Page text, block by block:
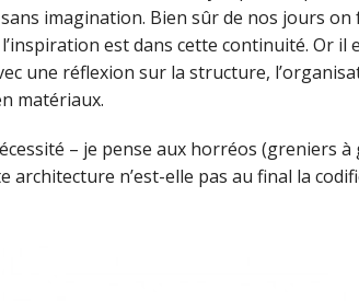
imagination. Bien sûr de nos jours
est dans cette continuité. Or il
une réflexion sur la structure,
matériaux.
– je pense aux horréos (greniers
architecture n’est-elle pas au final la